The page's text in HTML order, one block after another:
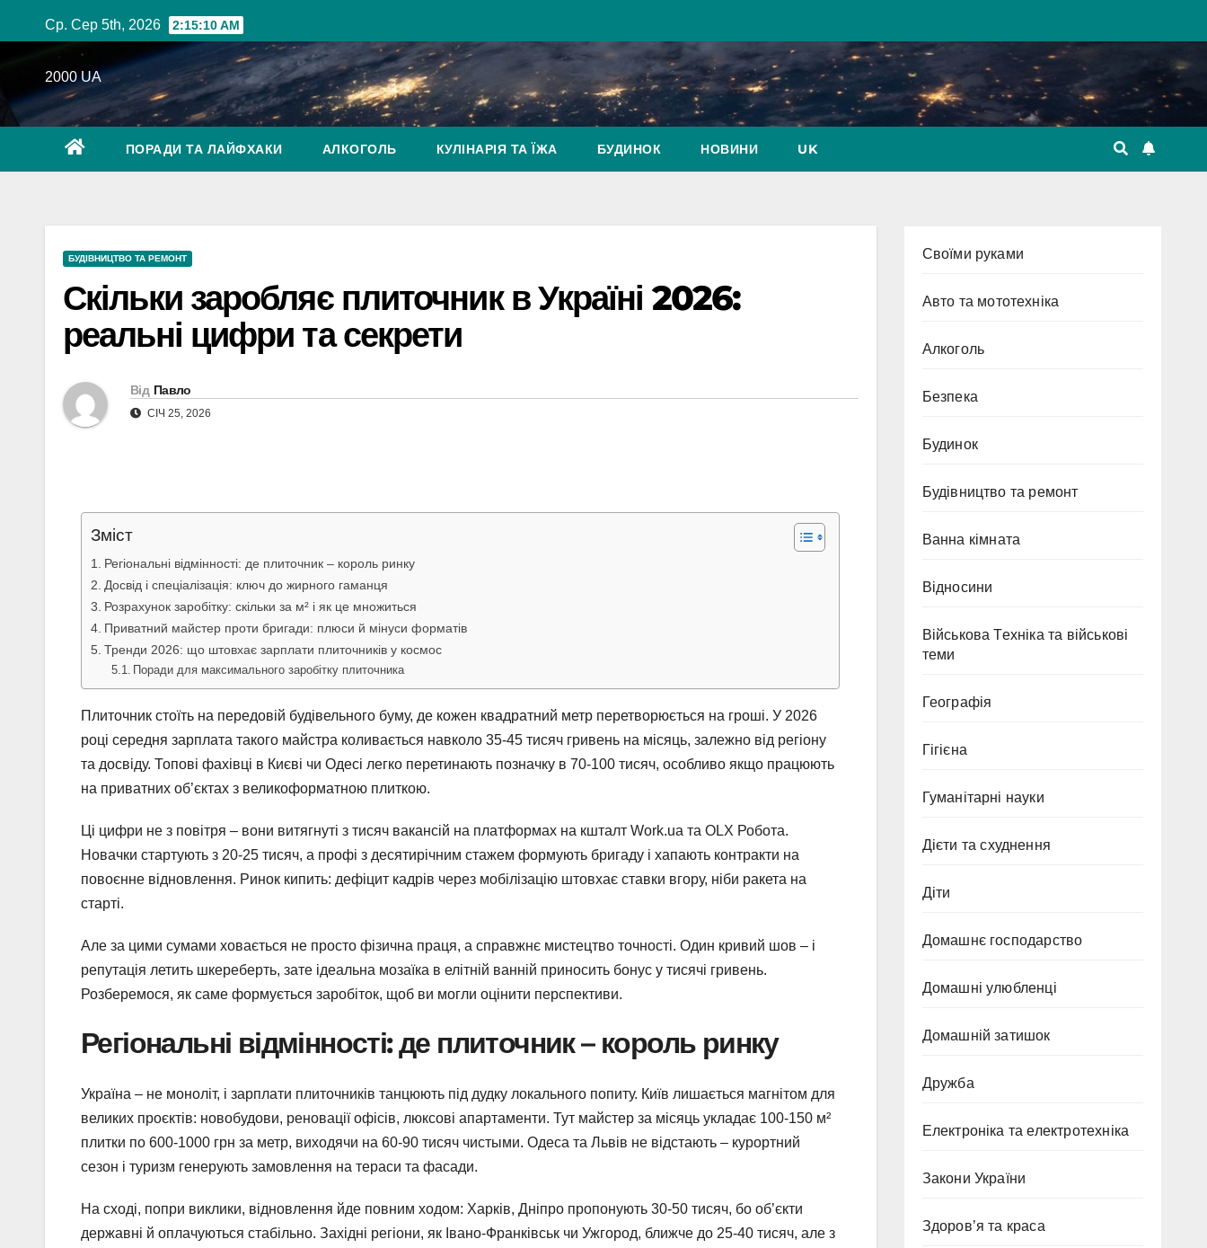
до
Ср. Сер 5th, 2026 2:15:11 AM
2000 UA
ПОРАДИ ТА ЛАЙФХАКИ АЛКОГОЛЬ КУЛІНАРІЯ ТА ЇЖА БУДИНОК НОВИНИ UK
БУДІВНИЦТВО ТА РЕМОНТ
Скільки заробляє плиточник в Україні 2026:
реальні цифри та секрети
Від Павло
СІЧ 25, 2026
Зміст
Регіональні відмінності: де плиточник – король ринку
Досвід і спеціалізація: ключ до жирного гаманця
Розрахунок заробітку: скільки за м² і як це множиться
Приватний майстер проти бригади: плюси й мінуси форматів
Тренди 2026: що штовхає зарплати плиточників у космос
Поради для максимального заробітку плиточника
Плиточник стоїть на передовій будівельного буму, де кожен квадратний метр перетворюється на гроші. У 2026
році середня зарплата такого майстра коливається навколо 35-45 тисяч гривень на місяць, залежно від регіону
та досвіду. Топові фахівці в Києві чи Одесі легко перетинають позначку в 70-100 тисяч, особливо якщо працюють
на приватних об’єктах з великоформатною плиткою.
Ці цифри не з повітря – вони витягнуті з тисяч вакансій на платформах на кшталт Work.ua та OLX Робота.
Новачки стартують з 20-25 тисяч, а профі з десятирічним стажем формують бригаду і хапають контракти на
повоєнне відновлення. Ринок кипить: дефіцит кадрів через мобілізацію штовхає ставки вгору, ніби ракета на
старті.
Але за цими сумами ховається не просто фізична праця, а справжнє мистецтво точності. Один кривий шов – і
репутація летить шкереберть, зате ідеальна мозаїка в елітній ванній приносить бонус у тисячі гривень.
Розберемося, як саме формується заробіток, щоб ви могли оцінити перспективи.
Регіональні відмінності: де плиточник – король ринку
Україна – не моноліт, і зарплати плиточників танцюють під дудку локального попиту. Київ лишається магнітом для
великих проєктів: новобудови, реновації офісів, люксові апартаменти. Тут майстер за місяць укладає 100-150 м²
плитки по 600-1000 грн за метр, виходячи на 60-90 тисяч чистыми. Одеса та Львів не відстають – курортний
сезон і туризм генерують замовлення на тераси та фасади.
На сході, попри виклики, відновлення йде повним ходом: Харків, Дніпро пропонують 30-50 тисяч, бо об’єкти
державні й оплачуються стабільно. Західні регіони, як Івано-Франківськ чи Ужгород, ближче до 25-40 тисяч, але з
Cвоїми руками
Авто та мототехніка
Алкоголь
Безпека
Будинок
Будівництво та ремонт
Ванна кімната
Відносини
Військова Техніка та військові
теми
Географія
Гігієна
Гуманітарні науки
Дієти та схуднення
Діти
Домашнє господарство
Домашні улюбленці
Домашній затишок
Дружба
Електроніка та електротехніка
Закони України
Здоров’я та краса